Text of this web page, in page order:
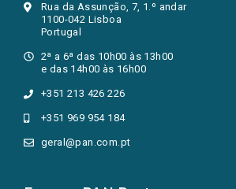
Rua da Assunção, 7, 1.º andar
1100-042 Lisboa
Portugal
2ª a 6ª das 10h00 às 13h00
e das 14h00 às 16h00
+351 213 426 226
+351 969 954 184
geral@pan.com.pt